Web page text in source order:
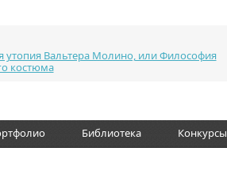
утопия Вальтера Молино, или Философия
костюма
Библиотека Конкурсы